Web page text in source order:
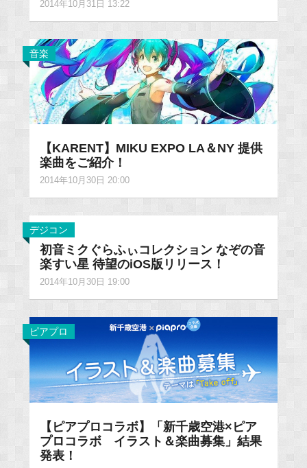
2014年10月31日 13:22
音楽
【KARENT】MIKU EXPO LA＆NY 提供
楽曲をご紹介！
2014年10月30日 20:00
デジコン
初音ミクぐらふぃコレクション なぞの音
楽すい星 待望のiOS版リリース！
2014年10月30日 19:00
ピアプロ
【ピアプロコラボ】「新千歳空港×ピア
プロコラボ イラスト＆楽曲募集」結果
発表！